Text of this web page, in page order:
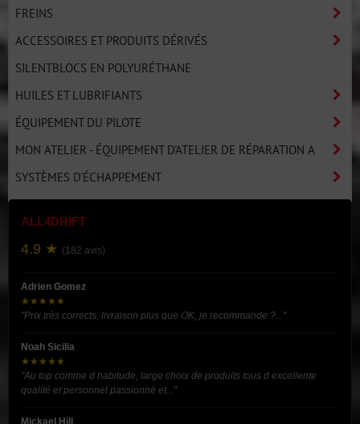
FREINS
ACCESSOIRES ET PRODUITS DÉRIVÉS
SILENTBLOCS EN POLYURÉTHANE
HUILES ET LUBRIFIANTS
ÉQUIPEMENT DU PILOTE
MON ATELIER - ÉQUIPEMENT D'ATELIER DE RÉPARATION A
SYSTÈMES D'ÉCHAPPEMENT
ALL4DRIFT
4.9 ★ (182 avis)
Adrien Gomez
★★★★★
"Prix très corrects, livraison plus que OK, je recommande ?..."
Noah Sicilia
★★★★★
"Au top comme d habitude, large choix de produits tous d excellente
qualité et personnel passionné et..."
Mickael Hill